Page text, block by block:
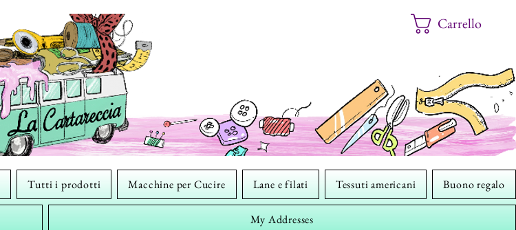
Carrello
Tutti i prodotti Macchine per Cucire Lane e filati Tessuti americani Buono regalo
My Addresses